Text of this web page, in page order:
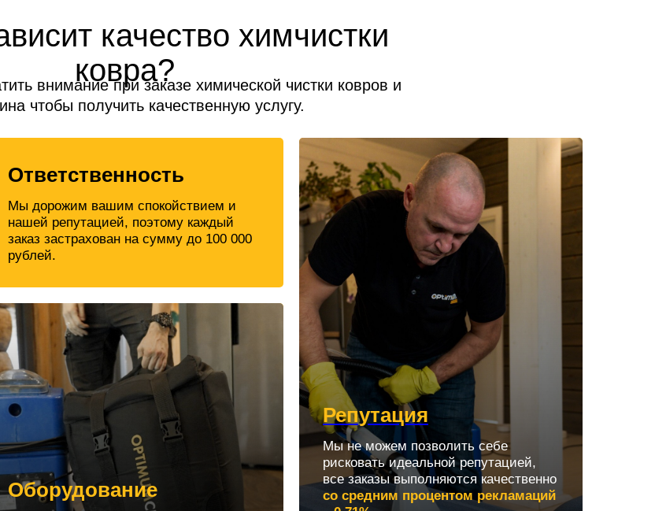
качество химчистки
ковра?
внимание при заказе химической чистки ковров и
чтобы получить качественную услугу.
Ответственность
Мы дорожим вашим спокойствием и
нашей репутацией, поэтому каждый
заказ застрахован на сумму до 100 000
рублей.
Оборудование
Репутация
Мы не можем позволить себе
рисковать идеальной репутацией,
все заказы выполняются качественно
со средним процентом рекламаций